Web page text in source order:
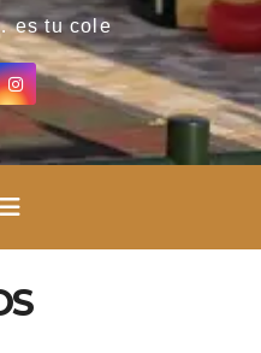
es tu cole